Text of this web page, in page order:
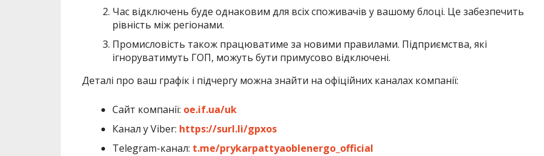
Час відключень буде однаковим для всіх споживачів у вашому блоці. Це забезпечить
рівність між регіонами.
Промисловість також працюватиме за новими правилами. Підприємства, які
ігноруватимуть ГОП, можуть бути примусово відключені.
Деталі про ваш графік і підчергу можна знайти на офіційних каналах компанії:
Сайт компанії: oe.if.ua/uk
Канал у Viber: https://surl.li/gpxos
Telegram-канал: t.me/prykarpattyaoblenergo_official